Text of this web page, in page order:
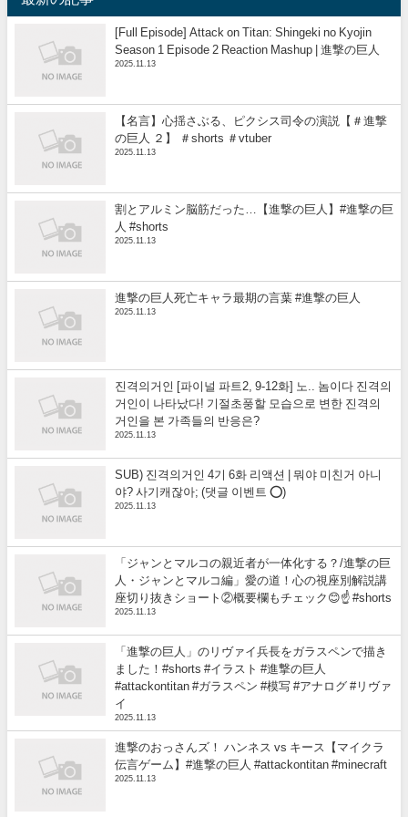
[Full Episode] Attack on Titan: Shingeki no Kyojin
Season 1 Episode 2 Reaction Mashup | 進撃の巨人
2025.11.13
【名言】心揺さぶる、ピクシス司令の演説【＃進撃
の巨人 ２】 ＃shorts ＃vtuber
2025.11.13
割とアルミン脳筋だった…【進撃の巨人】#進撃の巨
人 #shorts
2025.11.13
進撃の巨人死亡キャラ最期の言葉 #進撃の巨人
2025.11.13
진격의거인 [파이널 파트2, 9-12화] 노.. 놈이다 진격의
거인이 나타났다! 기절초풍할 모습으로 변한 진격의
거인을 본 가족들의 반응은?
2025.11.13
SUB) 진격의거인 4기 6화 리액션 | 뭐야 미친거 아니
야? 사기캐잖아; (댓글 이벤트 ⭕)
2025.11.13
「ジャンとマルコの親近者が一体化する？/進撃の巨
人・ジャンとマルコ編」愛の道！心の視座別解説講
座切り抜きショート②概要欄もチェック😊☝️ #shorts
2025.11.13
「進撃の巨人」のリヴァイ兵長をガラスペンで描き
ました！#shorts #イラスト #進撃の巨人
#attackontitan #ガラスペン #模写 #アナログ #リヴァ
イ
2025.11.13
進撃のおっさんズ！ ハンネス vs キース【マイクラ
伝言ゲーム】#進撃の巨人 #attackontitan #minecraft
2025.11.13